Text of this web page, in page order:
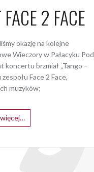
2 FACE
okazję na kolejne
Wieczory w Pałacyku Pod
koncertu brzmiał „Tango –
Face 2 Face,
muzyków;
więcej…